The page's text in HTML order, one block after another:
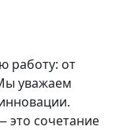
работу: от
уважаем
сочетание